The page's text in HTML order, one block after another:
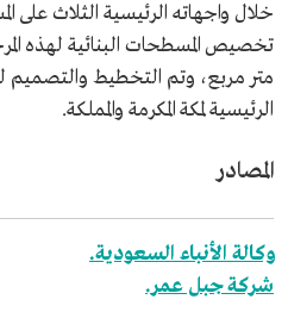
خلال واجهاته الرئيسية الثلاث على
متر مربع، وتم التخطيط والتصميم
الرئيسية لمكة المكرمة والمملكة.
المصادر
وكالة الأنباء السعودية.
شركة جبل عمر.